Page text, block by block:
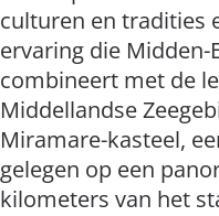
culturen en tradities
ervaring die Midden-
combineert met de
Middellandse
Miramare-kasteel,
gelegen op een
kilometers van het